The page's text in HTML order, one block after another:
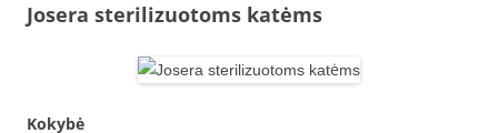
Josera sterilizuotoms katėms
Kokybė